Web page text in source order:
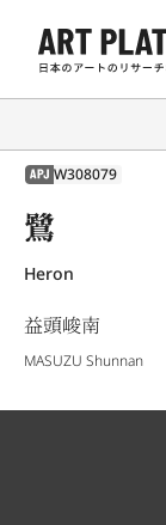
APJ W308079
鷺
Heron
益頭峻南
MASUZU Shunnan